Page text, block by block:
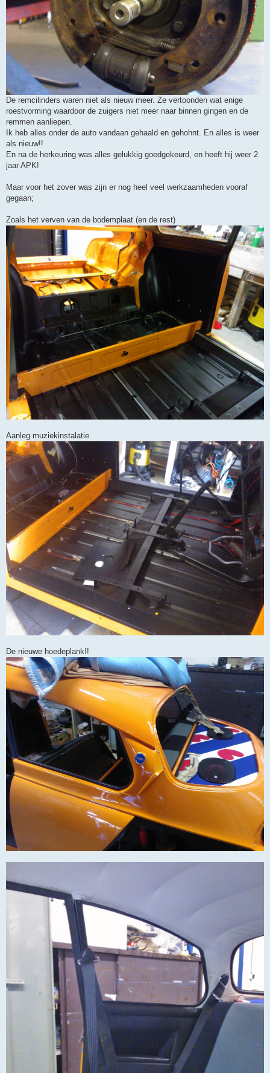
De remcilinders waren niet als nieuw meer. Ze vertoonden wat enige
roestvorming waardoor de zuigers niet meer naar binnen gingen en de
remmen aanliepen.
Ik heb alles onder de auto vandaan gehaald en gehohnt. En alles is weer
als nieuw!!
En na de herkeuring was alles gelukkig goedgekeurd, en heeft hij weer 2
jaar APK!
Maar voor het zover was zijn er nog heel veel werkzaamheden vooraf
gegaan;
Zoals het verven van de bodemplaat (en de rest)
Aanleg muziekinstalatie
De nieuwe hoedeplank!!